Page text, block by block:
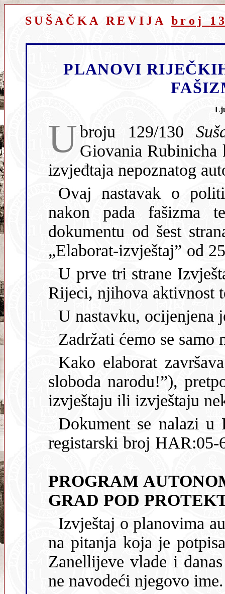
SUŠAČKA REVIJA broj
PLANOVI
Ubroju 129/130
Giovania Rubinicha
izvjeđtaja nepoznatog
Ovaj nastavak o
nakon pada fašizma
dokumentu od šest
„Elaborat-izvještaj” od
U prve tri strane
Rijeci, njihova aktivnost
U nastavku, ocijenjena
Zadržati ćemo se
Kako elaborat
sloboda narodu!”),
izvještaju ili izvještaju
Dokument se nalazi u
registarski broj
PROGRAM
GRAD POD
Izvještaj o planovima
na pitanja koja je
Zanellijeve vlade i
ne navodeći njegovo ime.